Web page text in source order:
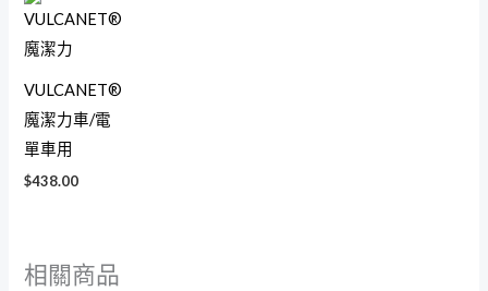
VULCANET®
魔潔力車/電
單車用
$438.00
相關商品